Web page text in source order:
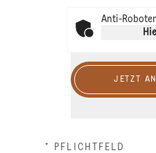
Anti-
JETZT
* PFLICHTFELD